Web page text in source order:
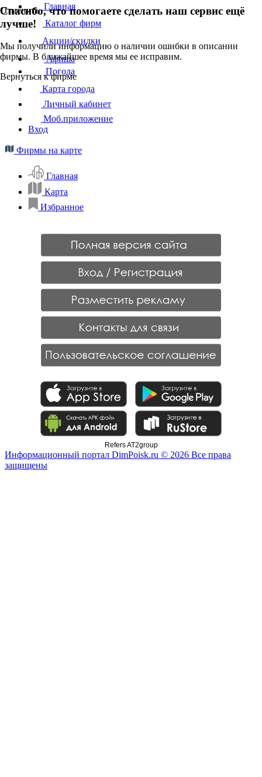
Отменить
Спасибо, что помогаете сделать наш сервис ещё
лучше!
Мы получили информацию о наличии ошибки в описании
фирмы. В ближайшее время мы ее исправим.
Вернуться к фирме
Главная
Каталог фирм
Акции/скидки
Афиша
Погода
Карта города
Личный кабинет
Моб.приложение
Вход
Фирмы на карте
Главная
Карта
Избранное
Refers AT2group
Информационный портал DimPoisk.ru © 2026 Все права
защищены